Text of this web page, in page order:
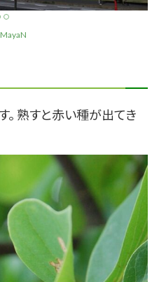
。 熟すと赤い種が出てき